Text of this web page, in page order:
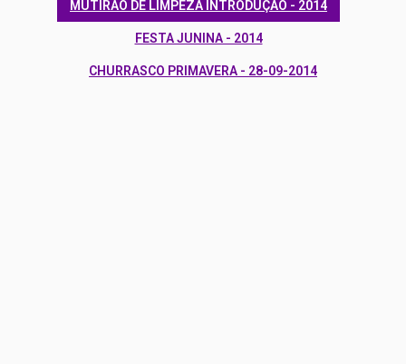
MUTIRÃO DE LIMPEZA INTRODUÇÃO - 2014
FESTA JUNINA - 2014
CHURRASCO PRIMAVERA - 28-09-2014